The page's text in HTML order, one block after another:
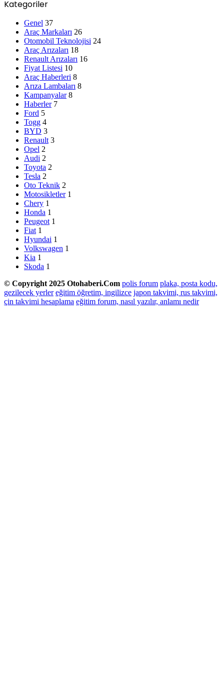
Kategoriler
Genel 37
Araç Markaları 26
Otomobil Teknolojisi 24
Araç Arızaları 18
Renault Arızaları 16
Fiyat Listesi 10
Araç Haberleri 8
Arıza Lambaları 8
Kampanyalar 8
Haberler 7
Ford 5
Togg 4
BYD 3
Renault 3
Opel 2
Audi 2
Toyota 2
Tesla 2
Oto Teknik 2
Motosikletler 1
Chery 1
Honda 1
Peugeot 1
Fiat 1
Hyundai 1
Volkswagen 1
Kia 1
Skoda 1
© Copyright 2025 Otohaberi.Com polis forum plaka, posta kodu,
gezilecek yerler eğitim öğretim, ingilizce japon takvimi, rus takvimi,
çin takvimi hesaplama eğitim forum, nasıl yazılır, anlamı nedir